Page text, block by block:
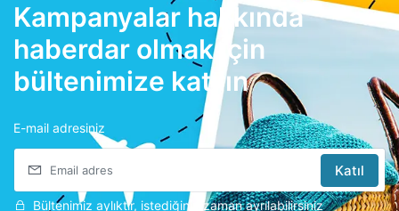
Kampanyalar hakkında
haberdar olmak için
bültenimize katılın
E-mail adresiniz
Katıl
Bültenimiz aylıktır, istediğiniz zaman ayrılabilirsiniz